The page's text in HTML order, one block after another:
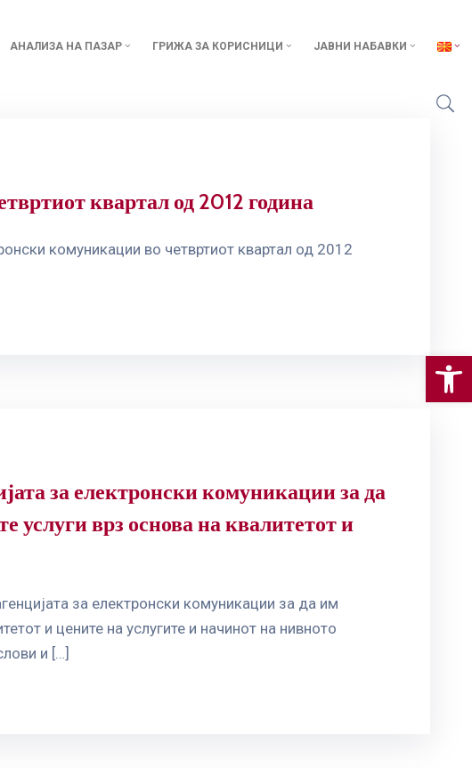
АНАЛИЗА НА ПАЗАР ГРИЖА ЗА КОРИСНИЦИ ЈАВНИ НАБАВКИ
квартал од 2012 година
комуникации во четвртиот квартал од 2012
за електронски комуникации за да
услуги врз основа на квалитетот и
за електронски комуникации за да им
и цените на услугите и начинот на нивното
и […]